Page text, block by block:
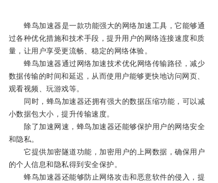
蜂鸟加速器是一款功能强大的网络加速工具，它能够通
过各种优化措施和技术手段，提升用户的网络连接速度和质
量，让用户享受更流畅、稳定的网络体验。
蜂鸟加速器通过网络加速技术优化网络传输路径，减少
数据传输的时间和延迟，从而使用户能够更快地访问网页、
观看视频、玩游戏等。
同时，蜂鸟加速器还拥有强大的数据压缩功能，可以减
小数据包大小，提升传输速度。
除了加速网速，蜂鸟加速器还能够保护用户的网络安全
和隐私。
它提供加密隧道功能，加密用户的上网数据，确保用户
的个人信息和隐私得到安全保护。
蜂鸟加速器还能够防止网络攻击和恶意软件的侵入，提